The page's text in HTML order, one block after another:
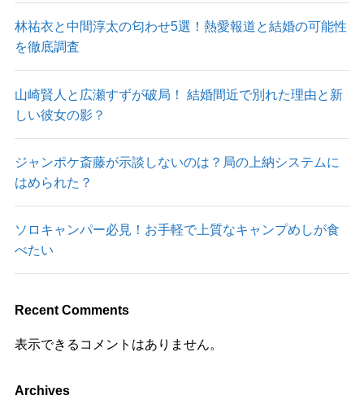
林祐衣と中間淳太の匂わせ5選！熱愛報道と結婚の可能性
を徹底調査
山崎賢人と広瀬すずが破局！ 結婚間近で別れた理由と新
しい彼女の影？
ジャンポケ斎藤が示談しないのは？局の上納システムに
はめられた？
ソロキャンパー必見！お手軽で上質なキャンプめしが食
べたい
Recent Comments
表示できるコメントはありません。
Archives